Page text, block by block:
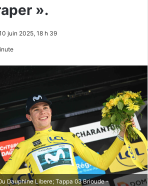
».
juin 2025, 18 h 39
Dauphine Libere; Tappa 03 Brioude -